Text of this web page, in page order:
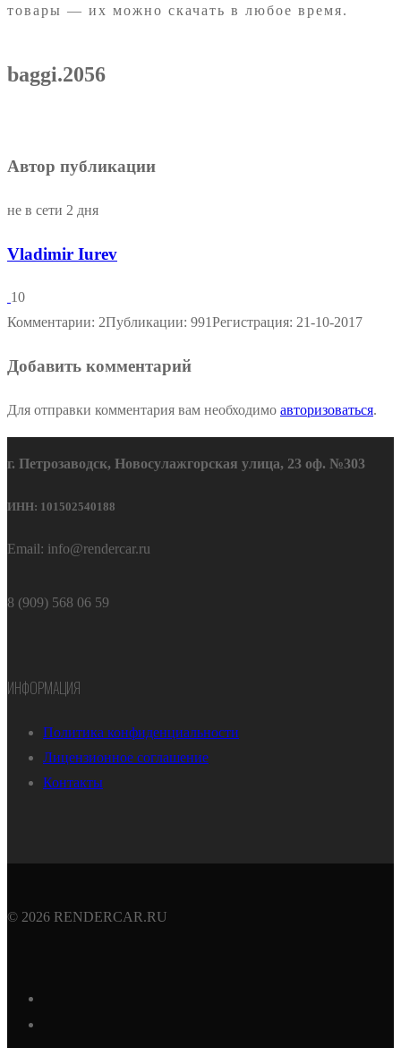
товары — их можно скачать в любое время.
baggi.2056
Автор публикации
не в сети 2 дня
Vladimir Iurev
10
Комментарии: 2Публикации: 991Регистрация: 21-10-2017
Добавить комментарий
Для отправки комментария вам необходимо авторизоваться.
г. Петрозаводск, Новосулажгорская улица, 23 оф. №303
ИНН: 101502540188
Email: info@rendercar.ru
8 (909) 568 06 59
ИНФОРМАЦИЯ
Политика конфиденциальности
Лицензионное соглашение
Контакты
© 2026 RENDERCAR.RU